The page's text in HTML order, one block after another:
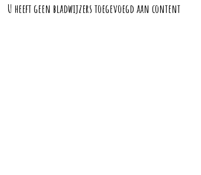
U heeft geen bladwijzers toegevoegd aan content